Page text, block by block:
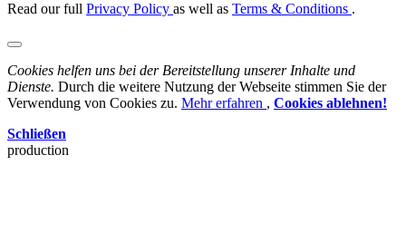
Read our full Privacy Policy as well as Terms & Conditions .
Cookies helfen uns bei der Bereitstellung unserer Inhalte und
Dienste. Durch die weitere Nutzung der Webseite stimmen Sie der
Verwendung von Cookies zu. Mehr erfahren , Cookies ablehnen!
Schließen
production